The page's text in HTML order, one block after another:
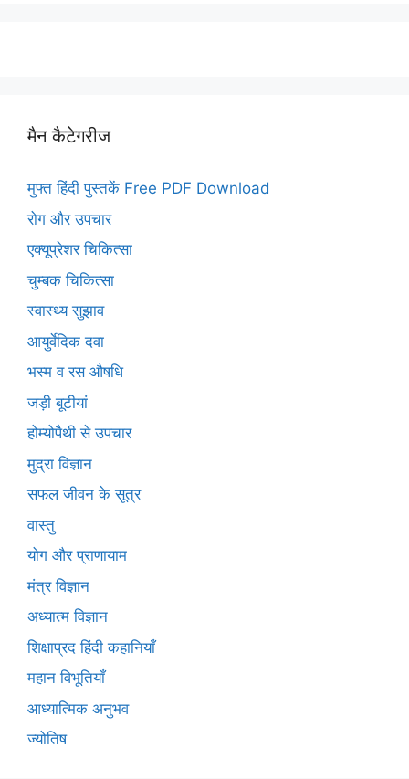
मैन कैटेगरीज
मुफ्त हिंदी पुस्तकें Free PDF Download
रोग और उपचार
एक्यूप्रेशर चिकित्सा
चुम्बक चिकित्सा
स्वास्थ्य सुझाव
आयुर्वेदिक दवा
भस्म व रस औषधि
जड़ी बूटीयां
होम्योपैथी से उपचार
मुद्रा विज्ञान
सफल जीवन के सूत्र
वास्तु
योग और प्राणायाम
मंत्र विज्ञान
अध्यात्म विज्ञान
शिक्षाप्रद हिंदी कहानियाँ
महान विभूतियाँ
आध्यात्मिक अनुभव
ज्योतिष